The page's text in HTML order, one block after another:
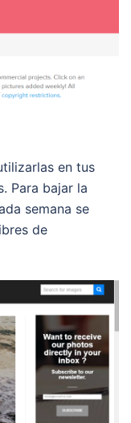
en tus
Para bajar la
semana se
de